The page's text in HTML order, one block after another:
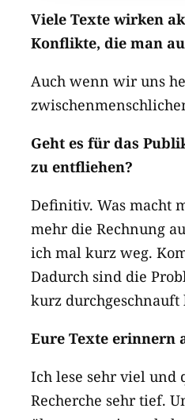
Viele Texte wirken
Konflikte, die man
Auch wenn wir uns
Geht es für das
zu entfliehen?
Definitiv. Was macht
mehr die Rechnung
ich mal kurz weg.
Dadurch sind die
kurz durchgeschnauft
Eure Texte erinnern
Ich lese sehr viel und
Recherche sehr tief.